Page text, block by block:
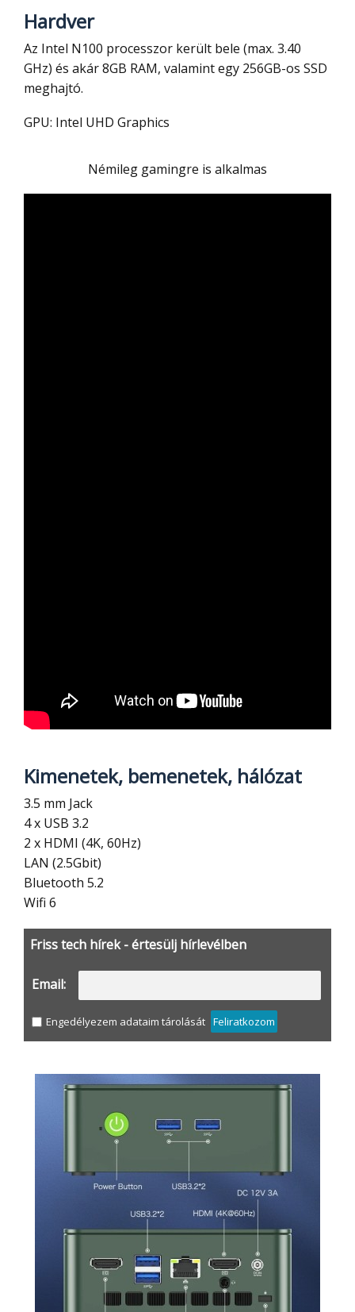
Hardver
Az Intel N100 processzor került bele (max. 3.40
GHz) és akár 8GB RAM, valamint egy 256GB-os SSD
meghajtó.
GPU: Intel UHD Graphics
Némileg gamingre is alkalmas
Kimenetek, bemenetek, hálózat
3.5 mm Jack
4 x USB 3.2
2 x HDMI (4K, 60Hz)
LAN (2.5Gbit)
Bluetooth 5.2
Wifi 6
Friss tech hírek - értesülj hírlevélben
Email:
Engedélyezem adataim tárolását Feliratkozom